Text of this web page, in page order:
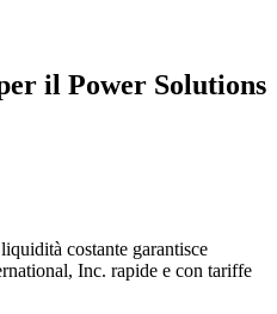
il Power Solutions
costante garantisce
Inc. rapide e con tariffe